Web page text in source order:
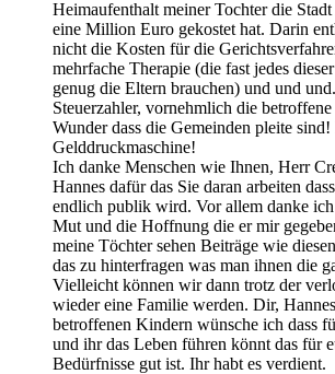
Heimaufenthalt meiner Tochter die
eine Million Euro gekostet hat. Darin
nicht die Kosten für die
mehrfache Therapie (die fast jedes
genug die Eltern brauchen) und und
Steuerzahler, vornehmlich die
Wunder dass die Gemeinden pleite
Gelddruckmaschine!
Ich danke Menschen wie Ihnen, Herr
Hannes dafür das Sie daran arbeiten
endlich publik wird. Vor allem danke
Mut und die Hoffnung die er mir
meine Töchter sehen Beiträge wie
das zu hinterfragen was man ihnen die
Vielleicht können wir dann trotz der
wieder eine Familie werden. Dir,
betroffenen Kindern wünsche ich dass
und ihr das Leben führen könnt das für
Bedürfnisse gut ist. Ihr habt es verdient.